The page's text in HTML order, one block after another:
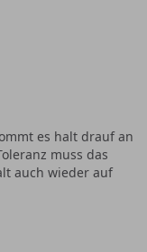
es halt drauf an
muss das
auch wieder auf